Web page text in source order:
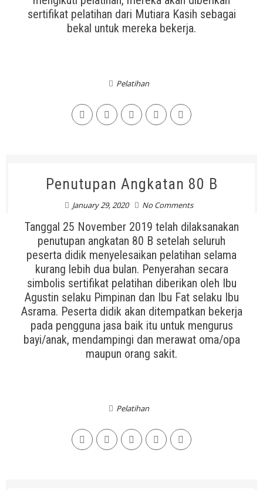
sertifikat pelatihan dari Mutiara Kasih sebagai
bekal untuk mereka bekerja.
Pelatihan
Penutupan Angkatan 80 B
January 29, 2020 No Comments
Tanggal 25 November 2019 telah dilaksanakan
penutupan angkatan 80 B setelah seluruh
peserta didik menyelesaikan pelatihan selama
kurang lebih dua bulan. Penyerahan secara
simbolis sertifikat pelatihan diberikan oleh Ibu
Agustin selaku Pimpinan dan Ibu Fat selaku Ibu
Asrama. Peserta didik akan ditempatkan bekerja
pada pengguna jasa baik itu untuk mengurus
bayi/anak, mendampingi dan merawat oma/opa
maupun orang sakit.
Pelatihan